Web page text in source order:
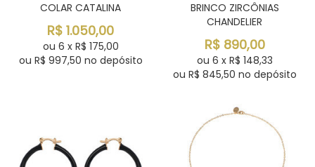
COLAR CATALINA
R$ 1.050,00
ou 6 x R$ 175,00
ou R$ 997,50 no depósito
BRINCO ZIRCÔNIAS
CHANDELIER
R$ 890,00
ou 6 x R$ 148,33
ou R$ 845,50 no depósito